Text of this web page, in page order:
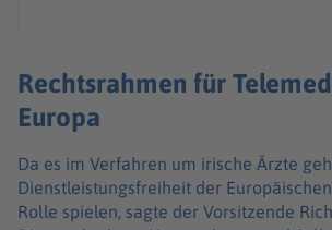
Rechtsrahmen für
Europa
Da es im Verfahren um irische Ärzte
Dienstleistungsfreiheit der
Rolle spielen, sagte der Vorsitzende